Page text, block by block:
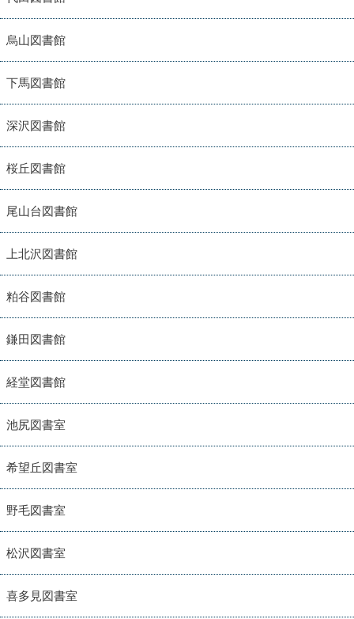
烏山図書館
下馬図書館
深沢図書館
桜丘図書館
尾山台図書館
上北沢図書館
粕谷図書館
鎌田図書館
経堂図書館
池尻図書室
希望丘図書室
野毛図書室
松沢図書室
喜多見図書室